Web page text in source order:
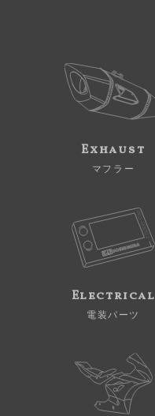
Exhaust
マフラー
Electrical
電装パーツ